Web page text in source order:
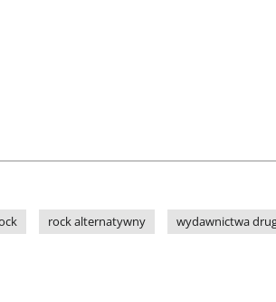
rock alternatywny wydawnictwa